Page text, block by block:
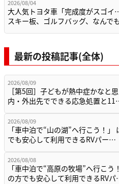
2026/08/04
大人気トヨタ車「完成度がスゴイ
スキー板、ゴルフバッグ、なんで
最新の投稿記事(全体)
2026/08/09
［第5回］子どもが熱中症かなと
内・外出先でできる応急処置と
2026/08/09
「車中泊で“山の湖”へ行こう！」
でも安心して利用できるRVパー…
2026/08/08
「車中泊で“高原の牧場”へ行こう
の方でも安心して利用できるRV